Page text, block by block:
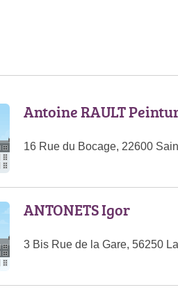
Antoine RAULT
16 Rue du Bocage, 22600
ANTONETS Igor
3 Bis Rue de la Gare, 56250